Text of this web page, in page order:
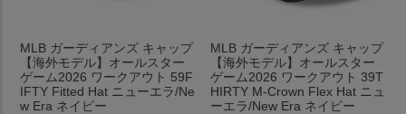
MLB ガーディアンズ キャップ
【海外モデル】オールスター
ゲーム2026 ワークアウト 59F
IFTY Fitted Hat ニューエラ/Ne
w Era ネイビー
MLB ガーディアンズ キャップ
【海外モデル】オールスター
ゲーム2026 ワークアウト 39T
HIRTY M-Crown Flex Hat ニュ
ーエラ/New Era ネイビー